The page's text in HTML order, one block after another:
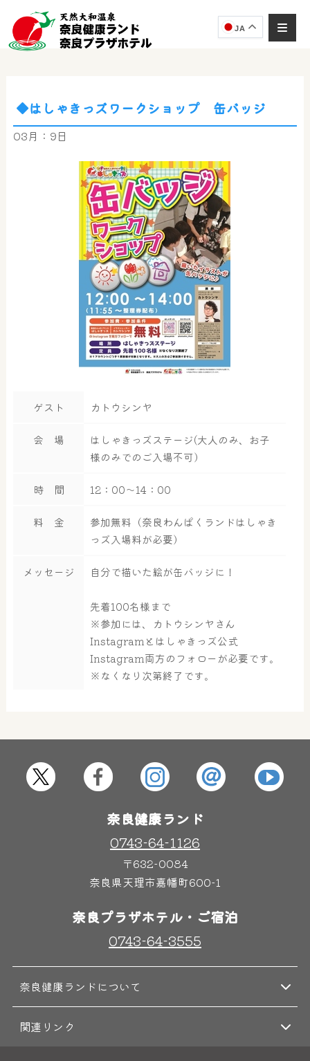
JA
大浴場 サウナ・岩盤浴
はしゃきっズ
◆はしゃきっズワークショップ 缶バッジ
03月：9日
ゲスト カトウシンヤ
会 場
はしゃきっズステージ(大人のみ、お子
様のみでのご入場不可）
時 間 12：00～14：00
料 金
参加無料（奈良わんぱくランドはしゃき
っズ入場料が必要）
メッセージ 自分で描いた絵が缶バッジに！
先着100名様まで
※参加には、カトウシンヤさん
Instagramとはしゃきっズ公式
Instagram両方のフォローが必要です。
※なくなり次第終了です。
奈良健康ランド
0743-64-1126
〒632-0084
奈良県天理市嘉幡町600-1
奈良プラザホテル・ご宿泊
0743-64-3555
奈良健康ランドについて
関連リンク
奈良健康ランド AIコンシェルジュです。
ご質問をお伺いします。